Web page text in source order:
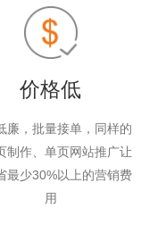
价格低
廉，批量接单，同样的
制作、单页网站推广让
最少30%以上的营销费
用